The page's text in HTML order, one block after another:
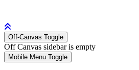
Off-Canvas Toggle
Off Canvas sidebar is empty
Mobile Menu Toggle